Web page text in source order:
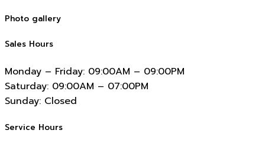
Photo gallery
Sales Hours
Monday – Friday: 09:00AM – 09:00PM
Saturday: 09:00AM – 07:00PM
Sunday: Closed
Service Hours